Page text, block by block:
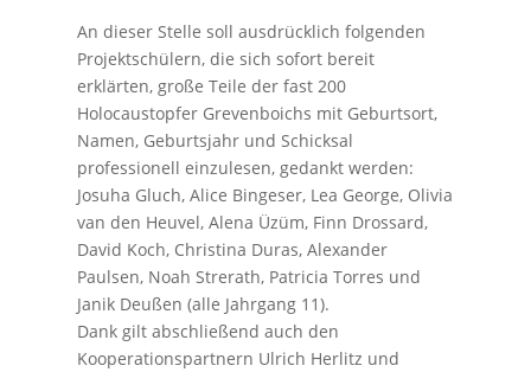
An dieser Stelle soll ausdrücklich folgenden
Projektschülern, die sich sofort bereit
erklärten, große Teile der fast 200
Holocaustopfer Grevenboichs mit Geburtsort,
Namen, Geburtsjahr und Schicksal
professionell einzulesen, gedankt werden:
Josuha Gluch, Alice Bingeser, Lea George, Olivia
van den Heuvel, Alena Üzüm, Finn Drossard,
David Koch, Christina Duras, Alexander
Paulsen, Noah Strerath, Patricia Torres und
Janik Deußen (alle Jahrgang 11).
Dank gilt abschließend auch den
Kooperationspartnern Ulrich Herlitz und